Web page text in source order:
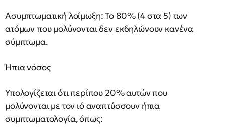
Ασυμπτωματική λοίμωξη: Το 80% (4 στα 5) των
ατόμων που μολύνονται δεν εκδηλώνουν κανένα
σύμπτωμα.
Ήπια νόσος
Υπολογίζεται ότι περίπου 20% αυτών που
μολύνονται με τον ιό αναπτύσσουν ήπια
συμπτωματολογία, όπως: